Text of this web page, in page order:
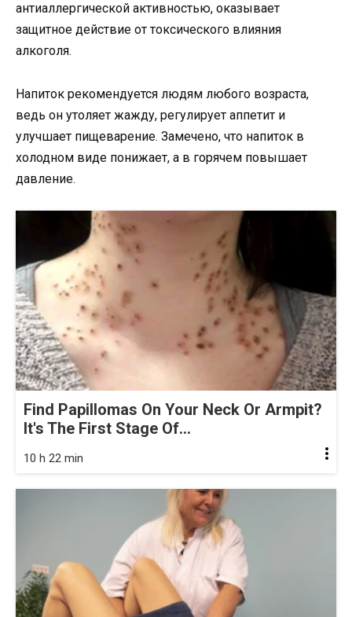
антиаллергической активностью, оказывает
защитное действие от токсического влияния
алкоголя.
Напиток рекомендуется людям любого возраста,
ведь он утоляет жажду, регулирует аппетит и
улучшает пищеварение. Замечено, что напиток в
холодном виде понижает, а в горячем повышает
давление.
Find Papillomas On Your Neck Or Armpit?
It's The First Stage Of...
10 h 22 min